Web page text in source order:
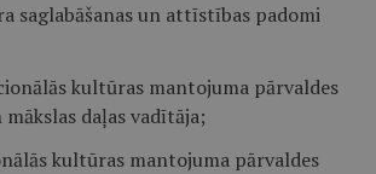
saglabāšanas un attīstības padomi
kultūras mantojuma pārvaldes
daļas vadītāja;
kultūras mantojuma pārvaldes